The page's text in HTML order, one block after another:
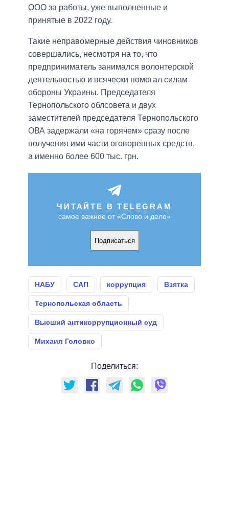
ООО за работы, уже выполненные и
принятые в 2022 году.
Такие неправомерные действия чиновников
совершались, несмотря на то, что
предприниматель занимался волонтерской
деятельностью и всячески помогал силам
обороны Украины. Председателя
Тернопольского облсовета и двух
заместителей председателя Тернопольского
ОВА задержали «на горячем» сразу после
получения ими части оговоренных средств,
а именно более 600 тыс. грн.
ЧИТАЙТЕ В TELEGRAM
самое важное от «Слово и дело»
Подписаться
НАБУ САП коррупция Взятка
Тернопольская область
Высший антикоррупционный суд
Михаил Головко
Поделиться: